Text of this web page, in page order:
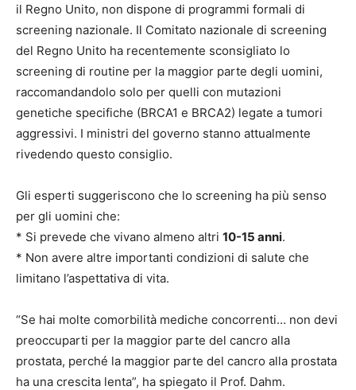
il Regno Unito, non dispone di programmi formali di
screening nazionale. Il Comitato nazionale di screening
del Regno Unito ha recentemente sconsigliato lo
screening di routine per la maggior parte degli uomini,
raccomandandolo solo per quelli con mutazioni
genetiche specifiche (BRCA1 e BRCA2) legate a tumori
aggressivi. I ministri del governo stanno attualmente
rivedendo questo consiglio.
Gli esperti suggeriscono che lo screening ha più senso
per gli uomini che:
* Si prevede che vivano almeno altri 10-15 anni.
* Non avere altre importanti condizioni di salute che
limitano l’aspettativa di vita.
“Se hai molte comorbilità mediche concorrenti… non devi
preoccuparti per la maggior parte del cancro alla
prostata, perché la maggior parte del cancro alla prostata
ha una crescita lenta”, ha spiegato il Prof. Dahm.